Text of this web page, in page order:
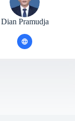
Dian Pramudja